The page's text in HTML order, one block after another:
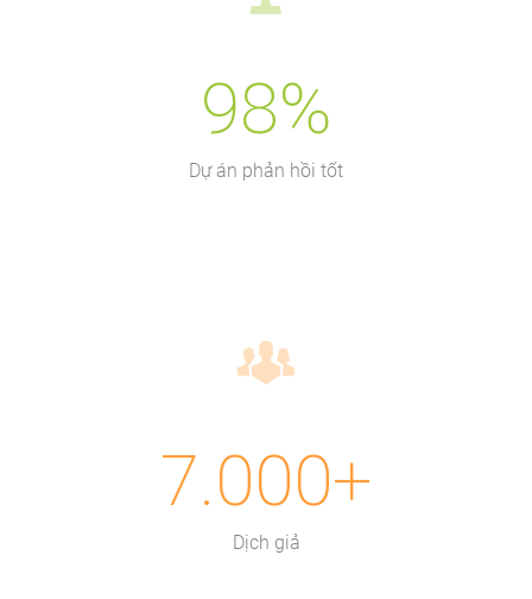
98%
Dự án phản hồi tốt
7.000+
Dịch giả